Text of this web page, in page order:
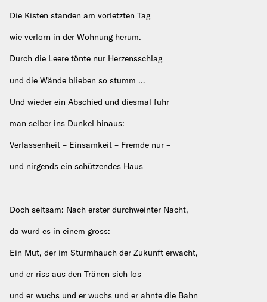
Die Kisten standen am vorletzten Tag
wie verlorn in der Wohnung herum.
Durch die Leere tönte nur Herzensschlag
und die Wände blieben so stumm …
Und wieder ein Abschied und diesmal fuhr
man selber ins Dunkel hinaus:
Verlassenheit – Einsamkeit – Fremde nur –
und nirgends ein schützendes Haus —
Doch seltsam: Nach erster durchweinter Nacht,
da wurd es in einem gross:
Ein Mut, der im Sturmhauch der Zukunft erwacht,
und er riss aus den Tränen sich los
und er wuchs und er wuchs und er ahnte die Bahn